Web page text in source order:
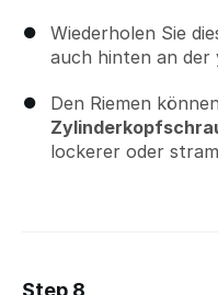
Wiederholen Sie
auch hinten an
Den Riemen
lockerer oder